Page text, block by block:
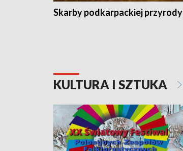
Skarby podkarpackiej przyrody
KULTURA I SZTUKA